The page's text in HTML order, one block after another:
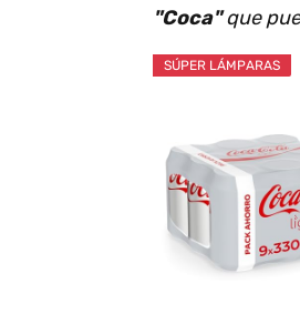
"Coca"que
SÚPER LÁMPARAS